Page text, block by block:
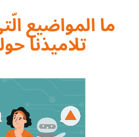
ما المواضيع
تلاميذنا